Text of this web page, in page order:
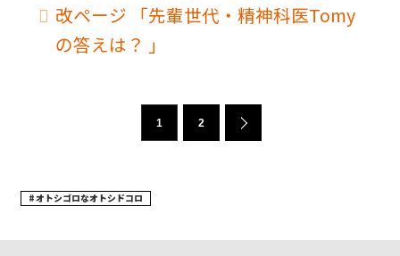
改ページ 「先輩世代・精神科医Tomy
の答えは？ 」
1 2
オトシゴロなオトシドコロ